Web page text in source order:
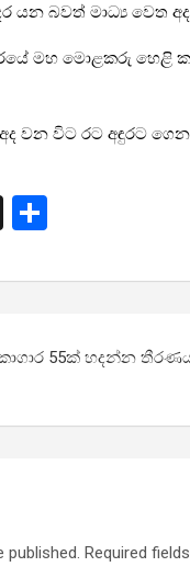
යන බවත් මාධ්‍ය වෙත
මහ මොළකරු
වන විට රට අඳුරට
X
ar
55ක් හදන්න
Required